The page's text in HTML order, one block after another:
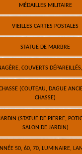
MÉDAILLES MILITAIRE
VIEILLES CARTES POSTALES
STATUE DE MARBRE
COUVERTS
(COUTEAU, DAGUE
CHASSE)
(STATUE DE PIERRE,
SALON DE JARDIN)
50, 60, 70, LUMINAIRE,